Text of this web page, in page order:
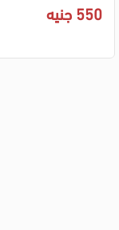
550 جنيه